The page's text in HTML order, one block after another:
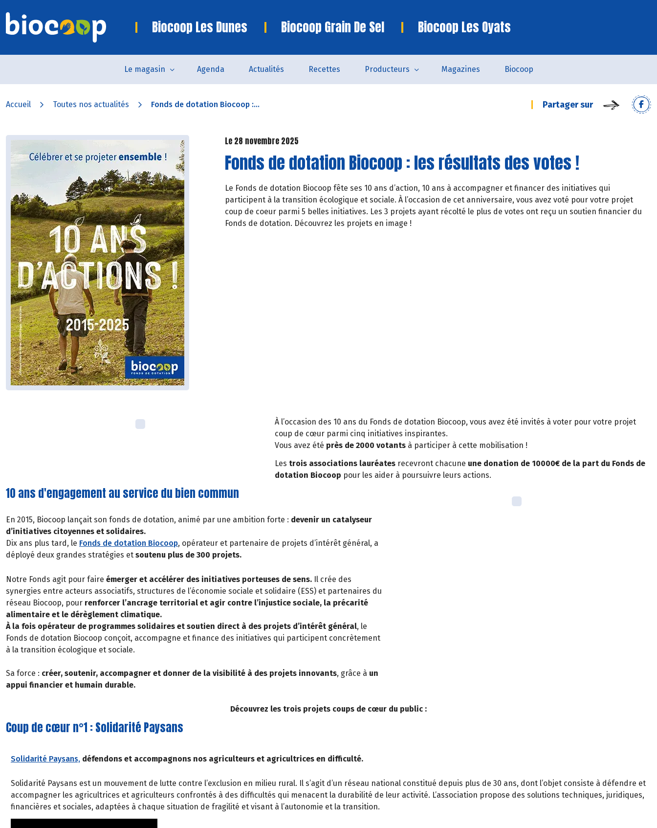
Biocoop Les Dunes Biocoop Grain De Sel Biocoop Les Oyats
Le magasin Agenda Actualités Recettes Producteurs Magazines Biocoop
Accueil Toutes nos actualités Fonds de dotation Biocoop :... Partager sur
Le 28 novembre 2025
Fonds de dotation Biocoop : les résultats des votes !
Le Fonds de dotation Biocoop fête ses 10 ans d’action, 10 ans à accompagner et financer des initiatives qui
participent à la transition écologique et sociale. À l’occasion de cet anniversaire, vous avez voté pour votre projet
coup de coeur parmi 5 belles initiatives. Les 3 projets ayant récolté le plus de votes ont reçu un soutien financier du
Fonds de dotation. Découvrez les projets en image !
À l’occasion des 10 ans du Fonds de dotation Biocoop, vous avez été invités à voter pour votre projet
coup de cœur parmi cinq initiatives inspirantes.
Vous avez été près de 2000 votants à participer à cette mobilisation !
Les trois associations lauréates recevront chacune une donation de 10000€ de la part du Fonds de
dotation Biocoop pour les aider à poursuivre leurs actions.
10 ans d'engagement au service du bien commun
En 2015, Biocoop lançait son fonds de dotation, animé par une ambition forte : devenir un catalyseur
d’initiatives citoyennes et solidaires.
Dix ans plus tard, le Fonds de dotation Biocoop, opérateur et partenaire de projets d’intérêt général, a
déployé deux grandes stratégies et soutenu plus de 300 projets.
Notre Fonds agit pour faire émerger et accélérer des initiatives porteuses de sens. Il crée des
synergies entre acteurs associatifs, structures de l’économie sociale et solidaire (ESS) et partenaires du
réseau Biocoop, pour renforcer l’ancrage territorial et agir contre l’injustice sociale, la précarité
alimentaire et le dérèglement climatique.
À la fois opérateur de programmes solidaires et soutien direct à des projets d’intérêt général, le
Fonds de dotation Biocoop conçoit, accompagne et finance des initiatives qui participent concrètement
à la transition écologique et sociale.
Sa force : créer, soutenir, accompagner et donner de la visibilité à des projets innovants, grâce à un
appui financier et humain durable.
Découvrez les trois projets coups de cœur du public :
Coup de cœur n°1 : Solidarité Paysans
Solidarité Paysans, défendons et accompagnons nos agriculteurs et agricultrices en difficulté.
Solidarité Paysans est un mouvement de lutte contre l’exclusion en milieu rural. Il s’agit d’un réseau national constitué depuis plus de 30 ans, dont l’objet consiste à défendre et
accompagner les agricultrices et agriculteurs confrontés à des difficultés qui menacent la durabilité de leur activité. L’association propose des solutions techniques, juridiques,
financières et sociales, adaptées à chaque situation de fragilité et visant à l’autonomie et la transition.